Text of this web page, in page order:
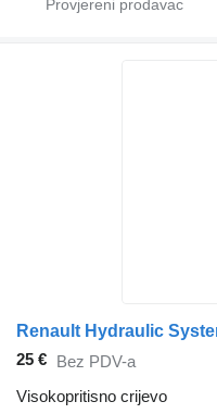
25 € Bez PDV-a
Visokopritisno crijevo